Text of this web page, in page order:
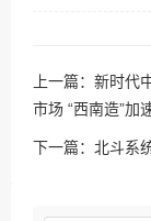
上一篇： 新时代
市场 “西南造”加
下一篇： 北斗系